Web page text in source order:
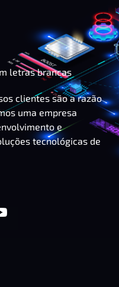
clientes são a razão
uma empresa
e
tecnológicas de